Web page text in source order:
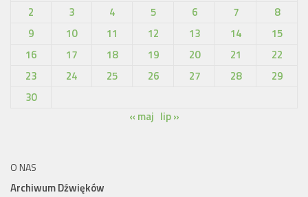
2
3 4 5 6 7
8
9
10 11 12 13 14
15
16
17 18 19 20 21
22
23
24 25 26 27 28
29
30
« maj lip »
O NAS
Archiwum Dźwięków